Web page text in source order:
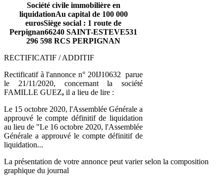
Société civile immobilière en
liquidationAu capital de 100 000
eurosSiège social : 1 route de
Perpignan66240 SAINT-ESTEVE531
296 598 RCS PERPIGNAN
RECTIFICATIF / ADDITIF
Rectificatif à l'annonce n° 20IJ10632 parue
le 21/11/2020, concernant la société
FAMILLE GUEZ, il a lieu de lire :
Le 15 octobre 2020, l'Assemblée Générale a
approuvé le compte définitif de liquidation
au lieu de "Le 16 octobre 2020, l'Assemblée
Générale a approuvé le compte définitif de
liquidation...
La présentation de votre annonce peut varier selon la composition
graphique du journal